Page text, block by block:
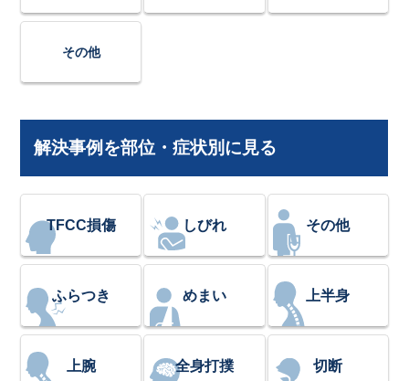
その他
解決事例を部位・症状別に見る
TFCC損傷 しびれ その他
ふらつき めまい 上半身
上腕 全身打撲 切断